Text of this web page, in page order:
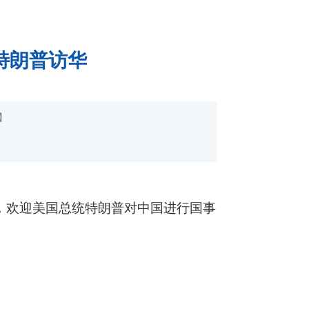
朗普访华
迎美国总统特朗普对中国进行国事